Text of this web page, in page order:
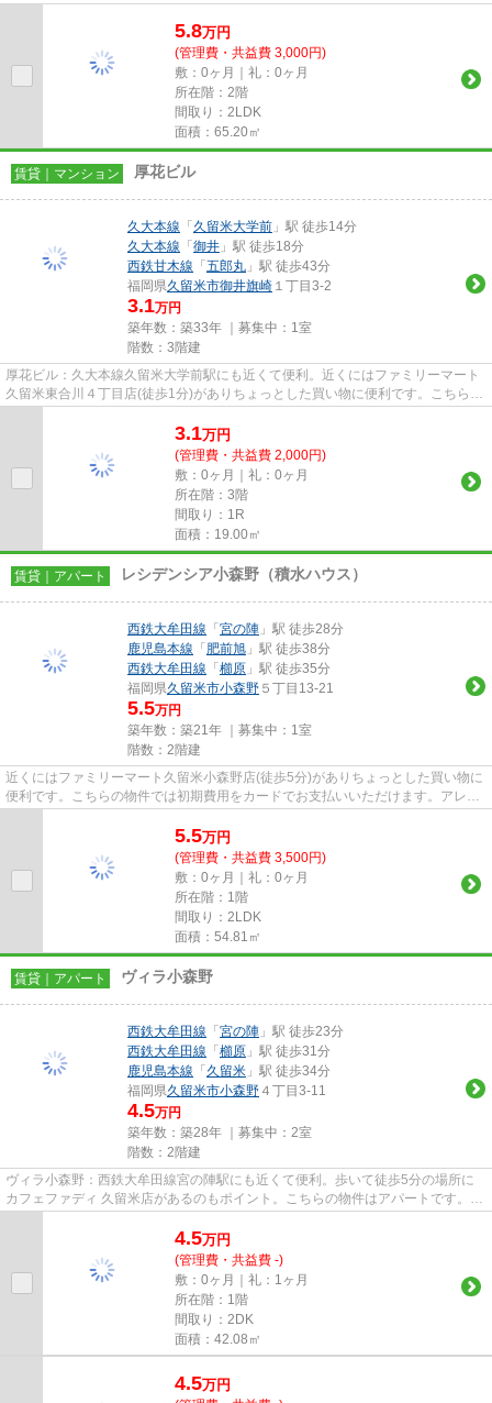
空気の入れ替えも簡単におこ...
5.8万円
(管理費・共益費 3,000円)
敷：0ヶ月｜礼：0ヶ月
所在階：2階
間取り：2LDK
面積：65.20㎡
賃貸｜マンション 厚花ビル
久大本線 「久留米大学前 」駅 徒歩14分
久大本線 「御井 」駅 徒歩18分
西鉄甘木線 「五郎丸 」駅 徒歩43分
福岡県久留米市御井旗崎 １丁目3-2
3.1万円
築年数：築33年 ｜募集中： 1室
階数：3階建
厚花ビル：久大本線久留米大学前駅にも近くて便利。近くにはファミリーマート
久留米東合川４丁目店(徒歩1分)がありちょっとした買い物に便利です。こちらの
物件、通風良好な居住環境で...
3.1万円
(管理費・共益費 2,000円)
敷：0ヶ月｜礼：0ヶ月
所在階：3階
間取り：1R
面積：19.00㎡
賃貸｜アパート レシデンシア小森野（積水ハウス）
西鉄大牟田線 「宮の陣 」駅 徒歩28分
鹿児島本線 「肥前旭 」駅 徒歩38分
西鉄大牟田線 「櫛原 」駅 徒歩35分
福岡県久留米市小森野 ５丁目13-21
5.5万円
築年数：築21年 ｜募集中： 1室
階数：2階建
近くにはファミリーマート久留米小森野店(徒歩5分)がありちょっとした買い物に
便利です。こちらの物件では初期費用をカードでお支払いいただけます。アレル
ギー予防に適した、通気性の...
5.5万円
(管理費・共益費 3,500円)
敷：0ヶ月｜礼：0ヶ月
所在階：1階
間取り：2LDK
面積：54.81㎡
賃貸｜アパート ヴィラ小森野
西鉄大牟田線 「宮の陣 」駅 徒歩23分
西鉄大牟田線 「櫛原 」駅 徒歩31分
鹿児島本線 「久留米 」駅 徒歩34分
福岡県久留米市小森野 ４丁目3-11
4.5万円
築年数：築28年 ｜募集中： 2室
階数：2階建
ヴィラ小森野：西鉄大牟田線宮の陣駅にも近くて便利。歩いて徒歩5分の場所に
カフェファディ 久留米店があるのもポイント。こちらの物件はアパートです。上
階無しの物件は素晴らしいの...
4.5万円
(管理費・共益費 -)
敷：0ヶ月｜礼：1ヶ月
所在階：1階
間取り：2DK
面積：42.08㎡
4.5万円